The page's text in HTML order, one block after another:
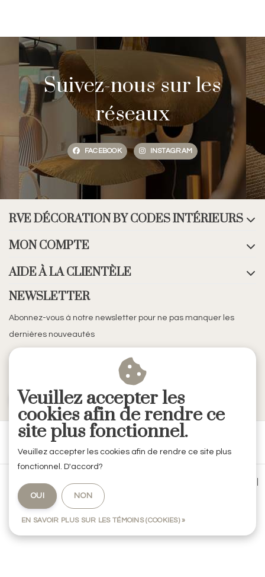
Suivez-nous sur les
réseaux
FACEBOOK INSTAGRAM
RVE DÉCORATION BY CODES INTÉRIEURS
MON COMPTE
AIDE À LA CLIENTÈLE
NEWSLETTER
Abonnez-vous à notre newsletter pour ne pas manquer les
dernières nouveautés
S'ABONNER
Conditions générales de vente
Politique de confidentialité
© Copyright 2026 - RVE Décoration by Codes Intérieurs | Realisatie
Veuillez accepter les
cookies afin de rendre ce
site plus fonctionnel.
Veuillez accepter les cookies afin de rendre ce site plus
fonctionnel. D'accord?
OUI NON
EN SAVOIR PLUS SUR LES TÉMOINS (COOKIES) »